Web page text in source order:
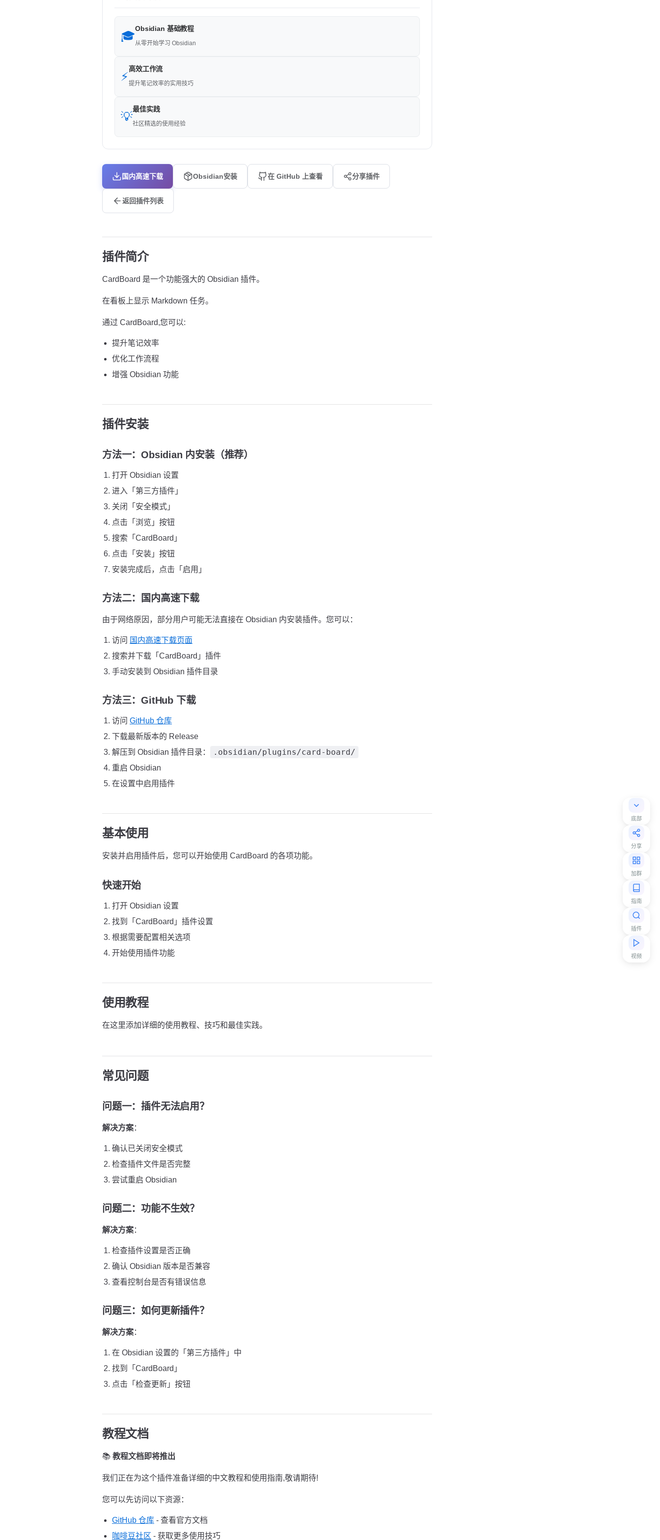
底部
分享
加群
指南
插件
视频
🎓
Obsidian 基础教程
从零开始学习 Obsidian
⚡
高效工作流
提升笔记效率的实用技巧
💡
最佳实践
社区精选的使用经验
国内高速下载 Obsidian安装 在 GitHub 上查看 分享插件
返回插件列表
插件简介
CardBoard 是一个功能强大的 Obsidian 插件。
在看板上显示 Markdown 任务。
通过 CardBoard,您可以:
提升笔记效率
优化工作流程
增强 Obsidian 功能
插件安装
方法一：Obsidian 内安装（推荐）
打开 Obsidian 设置
进入「第三方插件」
关闭「安全模式」
点击「浏览」按钮
搜索「CardBoard」
点击「安装」按钮
安装完成后，点击「启用」
方法二：国内高速下载
由于网络原因，部分用户可能无法直接在 Obsidian 内安装插件。您可以：
访问 国内高速下载页面
搜索并下载「CardBoard」插件
手动安装到 Obsidian 插件目录
方法三：GitHub 下载
访问 GitHub 仓库
下载最新版本的 Release
解压到 Obsidian 插件目录：
.obsidian/plugins/card-board/
重启 Obsidian
在设置中启用插件
基本使用
安装并启用插件后，您可以开始使用 CardBoard 的各项功能。
快速开始
打开 Obsidian 设置
找到「CardBoard」插件设置
根据需要配置相关选项
开始使用插件功能
使用教程
在这里添加详细的使用教程、技巧和最佳实践。
常见问题
问题一：插件无法启用？
解决方案：
确认已关闭安全模式
检查插件文件是否完整
尝试重启 Obsidian
问题二：功能不生效？
解决方案：
检查插件设置是否正确
确认 Obsidian 版本是否兼容
查看控制台是否有错误信息
问题三：如何更新插件？
解决方案：
在 Obsidian 设置的「第三方插件」中
找到「CardBoard」
点击「检查更新」按钮
教程文档
📚 教程文档即将推出
我们正在为这个插件准备详细的中文教程和使用指南,敬请期待!
您可以先访问以下资源：
GitHub 仓库 - 查看官方文档
咖啡豆社区 - 获取更多使用技巧